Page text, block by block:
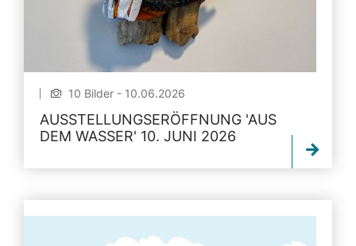
10 Bilder - 10.06.2026
AUSSTELLUNGSERÖFFNUNG 'AUS
DEM WASSER' 10. JUNI 2026